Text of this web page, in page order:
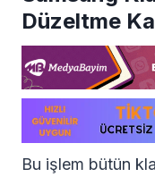
Düzeltme
Bu işlem bütün